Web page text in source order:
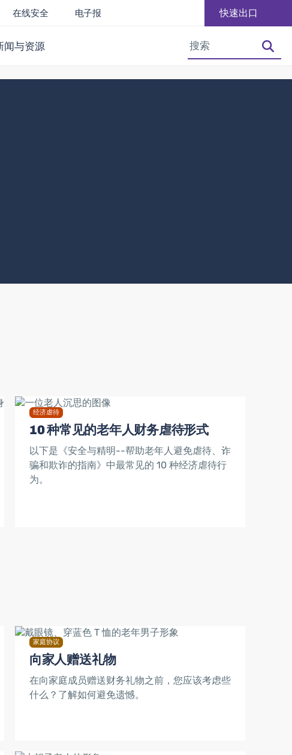
在线安全 电子报 快速出口
闻与资源
经济虐待
10 种常见的老年人财务虐待形式
以下是《安全与精明--帮助老年人避免虐待、诈
骗和欺诈的指南》中最常见的 10 种经济虐待行
为。
家庭协议
向家人赠送礼物
在向家庭成员赠送财务礼物之前，您应该考虑些
什么？了解如何避免遗憾。